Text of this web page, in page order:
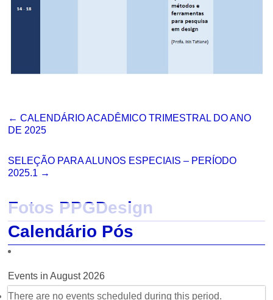
← CALENDÁRIO ACADÊMICO TRIMESTRAL DO ANO
DE 2025
SELEÇÃO PARA ALUNOS ESPECIAIS – PERÍODO
2025.1 →
Fotos PPGDesign
Calendário Pós
Events in August 2026
There are no events scheduled during this period.